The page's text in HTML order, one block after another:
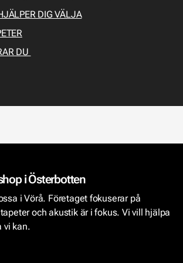
DIG VÄLJA
DU
i Österbotten
i Vörå. Företaget fokuserar på
och akustik är i fokus. Vi vill hjälpa
vi kan.